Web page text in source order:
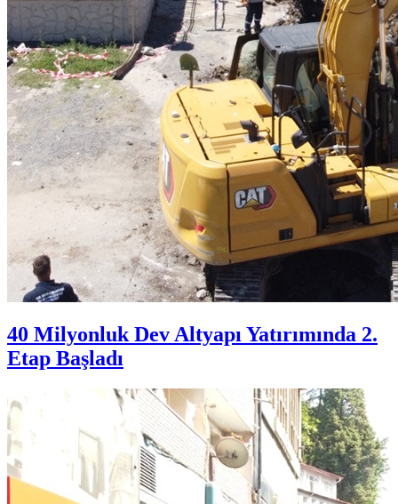
40 Milyonluk Dev Altyapı Yatırımında 2.
Etap Başladı